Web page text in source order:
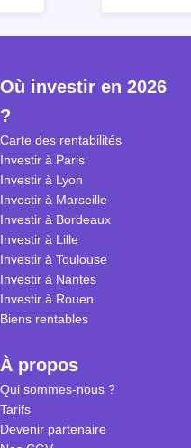
à
idées
entendu)
encore ne
d’autres
Où investir en 2026
?
Carte des rentabilités
Investir à Paris
Investir à Lyon
Investir à Marseille
Investir à Bordeaux
Investir à Lille
Investir à Toulouse
Investir à Nantes
Investir à Rouen
Biens rentables
À propos
Qui sommes-nous ?
Tarifs
Devenir partenaire